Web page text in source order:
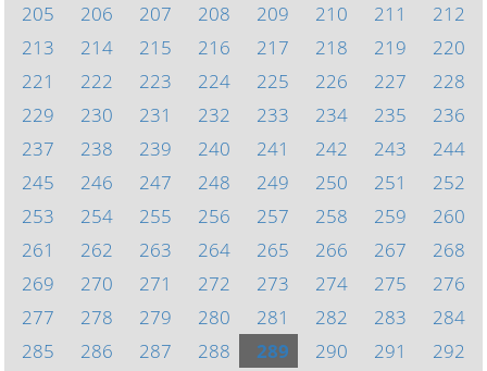
205
206 207 208 209 210 211
212
213
214 215 216 217 218 219
220
221
222 223 224 225 226 227
228
229
230 231 232 233 234 235
236
237
238 239 240 241 242 243
244
245
246 247 248 249 250 251
252
253
254 255 256 257 258 259
260
261
262 263 264 265 266 267
268
269
270 271 272 273 274 275
276
277
278 279 280 281 282 283
284
285
286 287 288 289 290 291
292